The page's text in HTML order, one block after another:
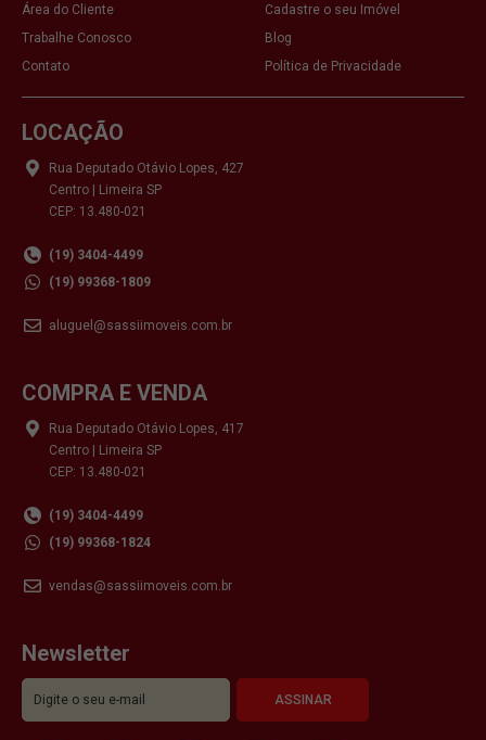
Área do Cliente
Cadastre o seu Imóvel
Trabalhe Conosco
Blog
Contato
Política de Privacidade
LOCAÇÃO
Rua Deputado Otávio Lopes, 427
Centro | Limeira SP
CEP: 13.480-021
(19) 3404-4499
(19) 99368-1809
aluguel@sassiimoveis.com.br
COMPRA E VENDA
Rua Deputado Otávio Lopes, 417
Centro | Limeira SP
CEP: 13.480-021
(19) 3404-4499
(19) 99368-1824
vendas@sassiimoveis.com.br
Newsletter